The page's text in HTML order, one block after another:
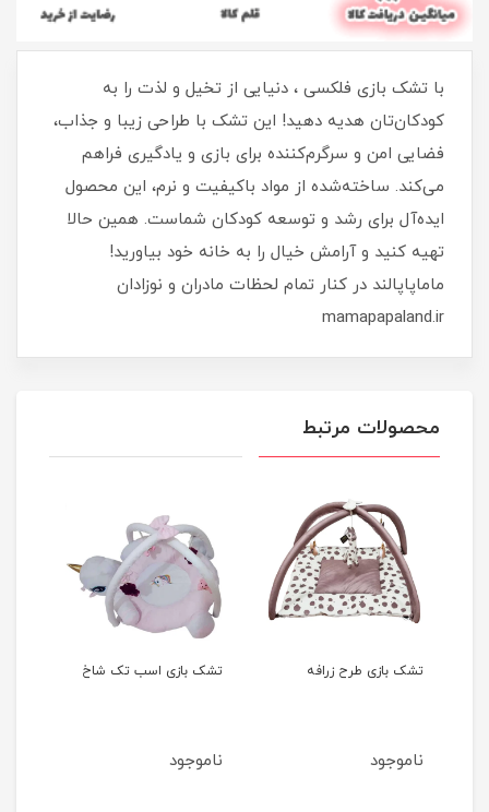
با تشک بازی فلکسی ، دنیایی از تخیل و لذت را به
کودکان‌تان هدیه دهید! این تشک با طراحی زیبا و جذاب،
فضایی امن و سرگرم‌کننده برای بازی و یادگیری فراهم
می‌کند. ساخته‌شده از مواد باکیفیت و نرم، این محصول
ایده‌آل برای رشد و توسعه کودکان شماست. همین حالا
تهیه کنید و آرامش خیال را به خانه خود بیاورید!
ماماپاپالند در کنار تمام لحظات مادران و نوزادان
mamapapaland.ir
محصولات مرتبط
تشک بازی طرح زرافه
ناموجود
تشک بازی اسب تک شاخ
ناموجود